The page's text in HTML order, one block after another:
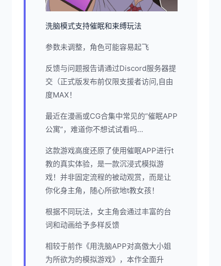
洗脑模式支持催眠和束缚玩法
参数未调整，角色可能容易起飞
反馈与问题报告请通过Discord服务器提
交（正式版发布前仅限支援者访问,自由
度MAX！
最近在漫画或CG合集中常见的“催眠APP
公寓”，难道你不想试试看吗…
这款游戏高度还原了使用催眠APP进行t
教的真实体验，是一款沉浸式模拟游
戏！并非固定流程的被动观赏，而是让
你化身主角，随心所欲地t教女孩！
根据不同玩法，女主角会通过丰富的台
词和动画给予多样反馈
相较于前作《用洗脑APP对高傲大小姐
为所欲为的模拟游戏》，本作全面升